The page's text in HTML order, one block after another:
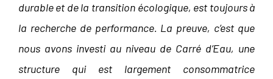
durable et de la transition écologique, est toujours à
la recherche de performance. La preuve, c’est que
nous avons investi au niveau de Carré d’Eau, une
structure qui est largement consommatrice